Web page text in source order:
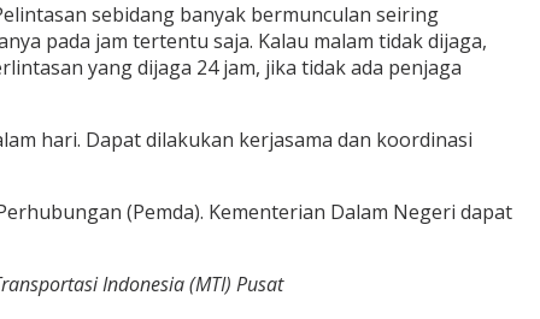
sebidang banyak bermunculan seiring
pada jam tertentu saja. Kalau malam tidak dijaga,
yang dijaga 24 jam, jika tidak ada penjaga
hari. Dapat dilakukan kerjasama dan koordinasi
(Pemda). Kementerian Dalam Negeri dapat
Indonesia (MTI) Pusat